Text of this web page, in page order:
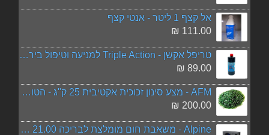
אל קצף 1 ליטר - אנטי קצף
111.00 ₪
טריפל אקשן - Triple Action למניעה וטיפול בירוקת, הצללה ובקטריות 3 פעולות בתכשיר אחד
89.00 ₪
AFM - מצע סינון זכוכית אקטיבית 25 ק"ג - הטוב בעולם!!!
200.00 ₪
Alpine - משאבת חום מומלצת לבריכה 21.00 Kw